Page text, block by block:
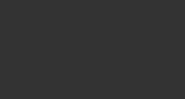
és radiokémia című egyetemi tankönyv
minden modern aspektusát, mégis jellegzetes
híg rendszerekkel (hordozómentes
alapelvei, valamint a radiokémia fizikai és
Ottó Hahn tanítványa és munkatársa volt.